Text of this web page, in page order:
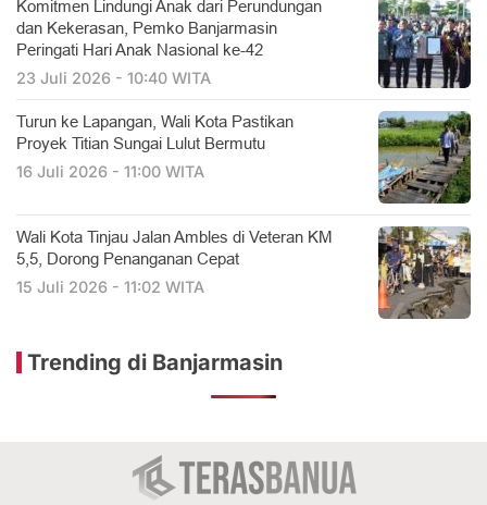
Komitmen Lindungi Anak dari Perundungan
dan Kekerasan, Pemko Banjarmasin
Peringati Hari Anak Nasional ke-42
23 Juli 2026 - 10:40 WITA
Turun ke Lapangan, Wali Kota Pastikan
Proyek Titian Sungai Lulut Bermutu
16 Juli 2026 - 11:00 WITA
​Wali Kota Tinjau Jalan Ambles di Veteran KM
5,5, Dorong Penanganan Cepat
15 Juli 2026 - 11:02 WITA
Trending di Banjarmasin